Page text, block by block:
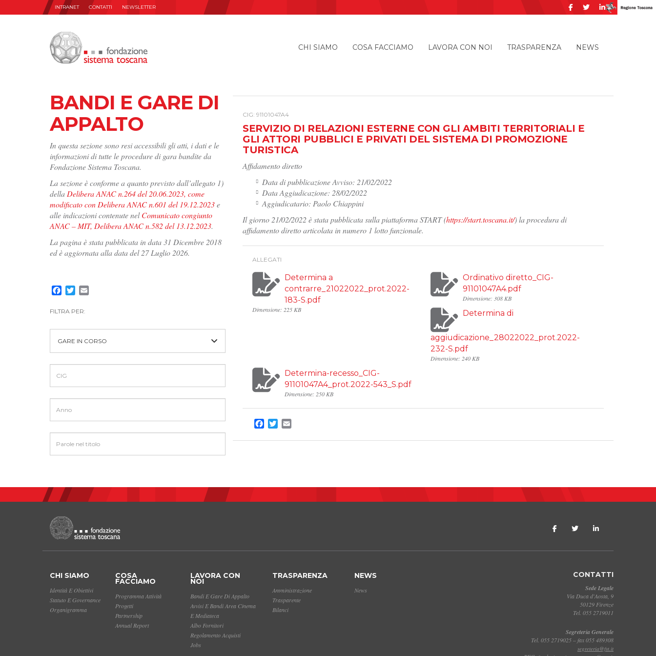
INTRANET CONTATTI NEWSLETTER
CHI SIAMO COSA FACCIAMO LAVORA CON NOI TRASPARENZA NEWS
BANDI E GARE DI
APPALTO
In questa sezione sono resi accessibili gli atti, i dati e le
informazioni di tutte le procedure di gara bandite da
Fondazione Sistema Toscana.
La sezione è conforme a quanto previsto dall’allegato 1)
della Delibera ANAC n.264 del 20.06.2023, come
modificato con Delibera ANAC n.601 del 19.12.2023e
alle indicazioni contenute nelComunicato congiunto
ANAC – MIT, Delibera ANAC n.582 del 13.12.2023.
La pagina è stata pubblicata in data 31 Dicembre 2018
ed è aggiornata alla data del 27 Luglio 2026.
Facebook
Twitter
FILTRA PER:
GARE IN CORSO
CIG: 91101047A4
SERVIZIO DI RELAZIONI ESTERNE CON GLI AMBITI TERRITORIALI E
GLI ATTORI PUBBLICI E PRIVATI DEL SISTEMA DI PROMOZIONE
TURISTICA
Affidamento diretto
Data di pubblicazione Avviso: 21/02/2022
Data Aggiudicazione: 28/02/2022
Aggiudicatario: Paolo Chiappini
Il giorno 21/02/2022 è stata pubblicata sulla piattaforma START (https://start.toscana.it/) la procedura di
affidamento diretto articolata in numero 1 lotto funzionale.
ALLEGATI
Determina a
contrarre_21022022_prot.2022-
183-S.pdf
Dimensione: 225 KB
Ordinativo diretto_CIG-
91101047A4.pdf
Dimensione: 308 KB
Determina di
aggiudicazione_28022022_prot.2022-
232-S.pdf
Dimensione: 240 KB
Determina-recesso_CIG-
91101047A4_prot.2022-543_S.pdf
Dimensione: 250 KB
Facebook
Twitter
CHI SIAMO
Identità E Obiettivi
Statuto E Governance
Organigramma
COSA
FACCIAMO
Programma Attività
Progetti
Partnership
Annual Report
LAVORA CON
NOI
Bandi E Gare Di Appalto
Avvisi E Bandi Area Cinema
E Mediateca
Albo Fornitori
Regolamento Acquisti
Jobs
TRASPARENZA
Amministrazione
Trasparente
Bilanci
NEWS
News
CONTATTI
Sede Legale
Via Duca d'Aosta, 9
50129 Firenze
Tel. 055 2719011
Segreteria Generale
Tel. 055 2719025 – fax 055 489308
segreteria@fst.it